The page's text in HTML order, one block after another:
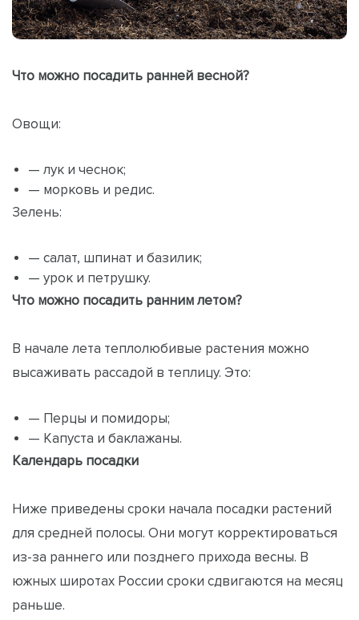
Что можно посадить ранней весной?
Овощи:
— лук и чеснок;
— морковь и редис.
Зелень:
— салат, шпинат и базилик;
— урок и петрушку.
Что можно посадить ранним летом?
В начале лета теплолюбивые растения можно
высаживать рассадой в теплицу. Это:
— Перцы и помидоры;
— Капуста и баклажаны.
Календарь посадки
Ниже приведены сроки начала посадки растений
для средней полосы. Они могут корректироваться
из-за раннего или позднего прихода весны. В
южных широтах России сроки сдвигаются на месяц
раньше.